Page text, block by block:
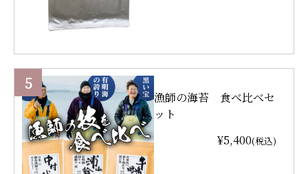
漁師の海苔 食べ比べセ
ット
¥5,400(税込)